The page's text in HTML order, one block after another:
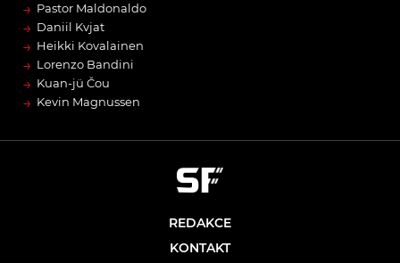
→ Pastor Maldonaldo
→ Daniil Kvjat
→ Heikki Kovalainen
→ Lorenzo Bandini
→ Kuan-jü Čou
→ Kevin Magnussen
REDAKCE
KONTAKT